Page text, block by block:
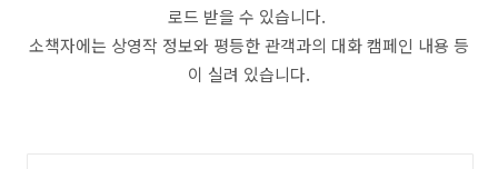
로드 받을 수 있습니다.
소책자에는 상영작 정보와 평등한 관객과의 대화 캠페인 내용 등
이 실려 있습니다.